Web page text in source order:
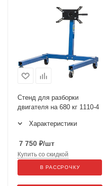
Стенд для разборки
двигателя на 680 кг 1110-4
Характеристики
7 750 ₽/шт
Купить со скидкой
В РАССРОЧКУ